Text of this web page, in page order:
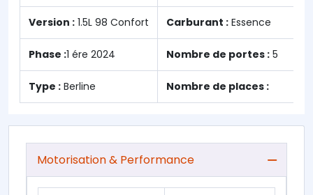
Version : 1.5L 98 Confort Carburant : Essence
Phase :1 ére 2024 Nombre de portes : 5
Type : Berline Nombre de places :
Motorisation & Performance